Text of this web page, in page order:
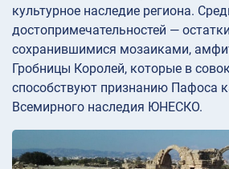
культурное наследие региона.
достопримечательностей —
сохранившимися мозаиками,
Гробницы Королей, которые в
способствуют признанию Пафоса
Всемирного наследия ЮНЕСКО.